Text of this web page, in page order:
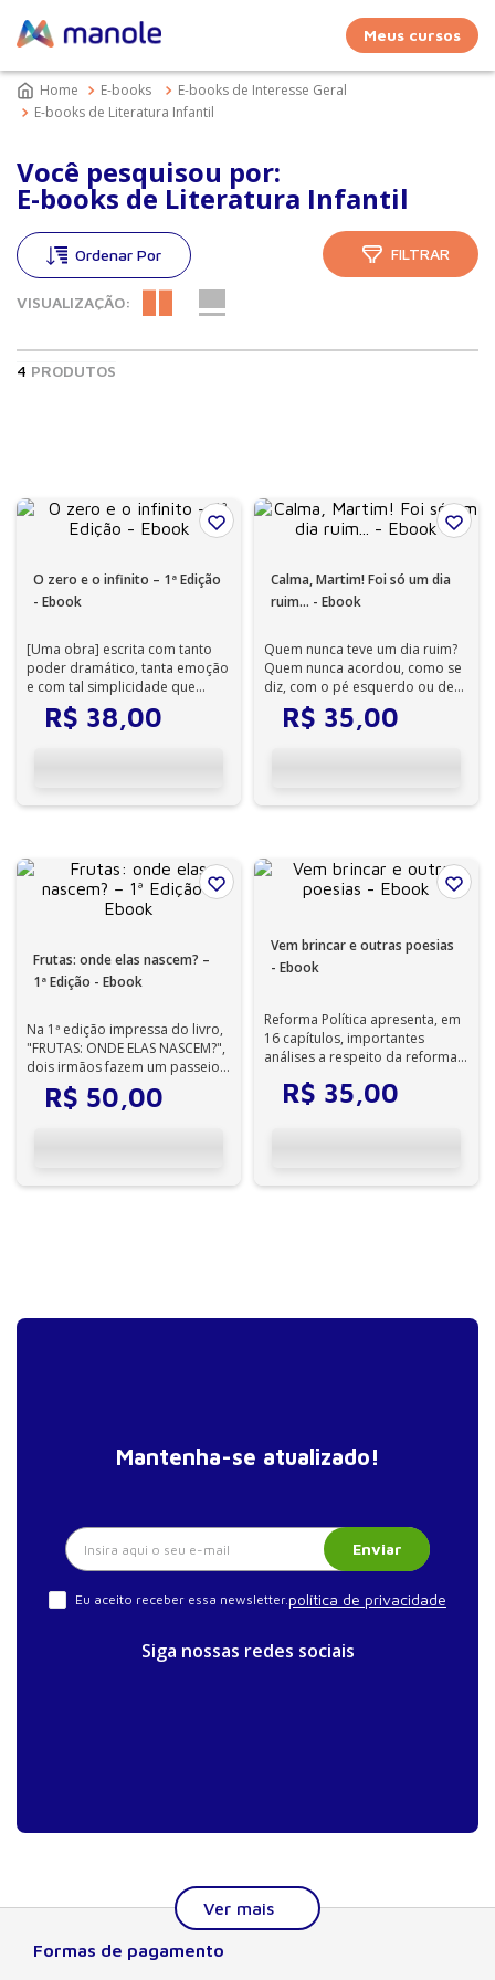
Meus cursos
E-books
E-books de Interesse Geral
E-books de Literatura Infantil
Você pesquisou por:
E-books de Literatura Infantil
VISUALIZAÇÃO:
FILTRAR
4 PRODUTOS
O zero e o infinito – 1ª Edição
- Ebook
[Uma obra] escrita com tanto
poder dramático, tanta emoção
e com tal simplicidade que
prende a atenção da mesma
forma qu...
R$ 38,00
Calma, Martim! Foi só um dia
ruim... - Ebook
Quem nunca teve um dia ruim?
Quem nunca acordou, como se
diz, com o pé esquerdo ou de
ovo virado? Um dia, Martim
acord...
R$ 35,00
Frutas: onde elas nascem? –
1ª Edição - Ebook
Na 1ª edição impressa do livro,
"FRUTAS: ONDE ELAS NASCEM?",
dois irmãos fazem um passeio
pelo pomar e entram no mundo
m...R$ 50,00
Vem brincar e outras poesias
- Ebook
Reforma Política apresenta, em
16 capítulos, importantes
análises a respeito da reforma
R$ 35 00
Mantenha-se atualizado!
Enviar
Eu aceito receber essa newsletter.política de privacidade
Siga nossas redes sociais
Formas de pagamento